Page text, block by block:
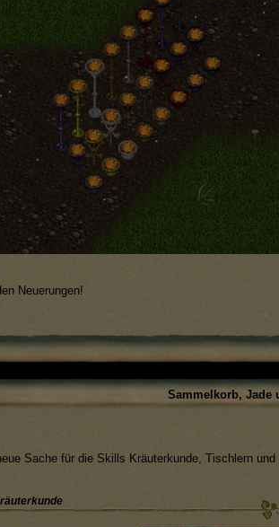
Neuerungen!
Sammelkorb, Jade
Sache für die Skills Kräuterkunde, Tischlern